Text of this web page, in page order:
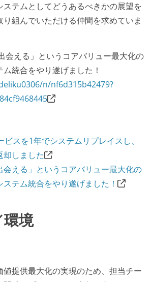
テムとしてどうあるべきかの展望を
組んでいただける仲間を求めていま
会える」というコアバリュー最大化の
統合をやり遂げました！
n/nf6d315b42479?
ビスを1年でシステムリプレイスし、
却しました
会える」というコアバリュー最大化の
テム統合をやり遂げました！
境
値提供最大化の実現のため、担当チー